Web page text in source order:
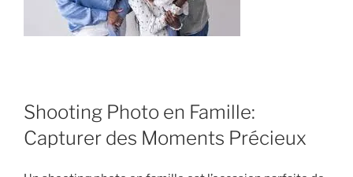
Shooting Photo en Famille:
Capturer des Moments Précieux